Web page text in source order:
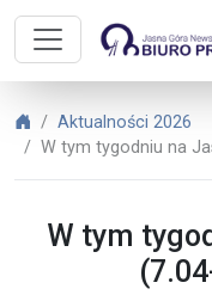
Biuro
Biuro Prasowe Jasnej
Aktualności 2026
W tym tygodniu na
W tym